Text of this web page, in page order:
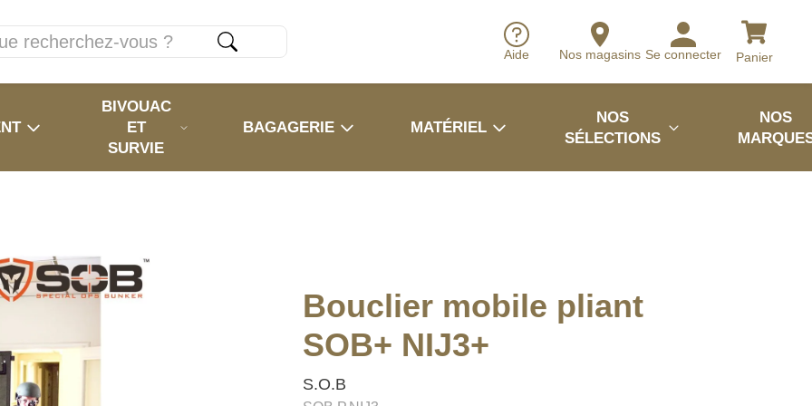
Aide Nos magasins Se connecter Panier
BIVOUAC
ET
SURVIE
BAGAGERIE MATÉRIEL
NOS
SÉLECTIONS
NOS
Bouclier mobile pliant
SOB+ NIJ3+
S.O.B